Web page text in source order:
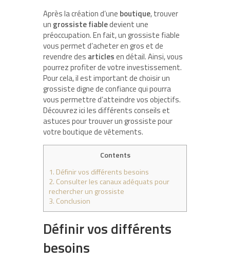
Après la création d’une boutique, trouver
un grossistefiabledevient une
préoccupation. En fait, un grossiste fiable
vous permet d’acheter en gros et de
revendre des articlesen détail. Ainsi, vous
pourrez profiter de votre investissement.
Pour cela, il est important de choisir un
grossiste digne de confiance qui pourra
vous permettre d’atteindre vos objectifs.
Découvrez ici les différents conseils et
astuces pour trouver un grossiste pour
votre boutique de vêtements.
Contents
1. Définir vos différents besoins
2. Consulter les canaux adéquats pour
rechercher un grossiste
3. Conclusion
Définir vos différents
besoins